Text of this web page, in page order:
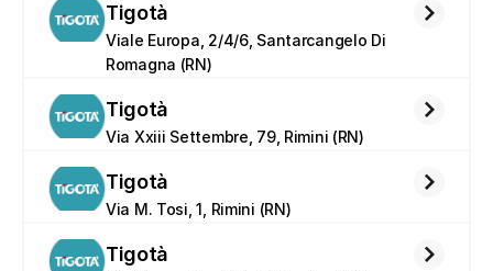
Tigotà
Viale Europa, 2/4/6, Santarcangelo Di
Romagna (RN)
Tigotà
Via Xxiii Settembre, 79, Rimini (RN)
Tigotà
Via M. Tosi, 1, Rimini (RN)
Tigotà